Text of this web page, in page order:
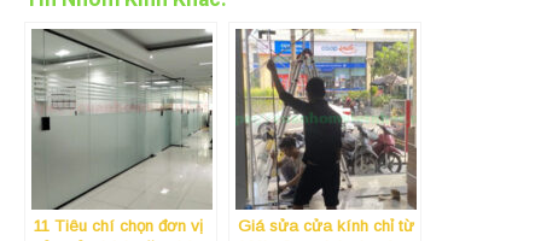
11 Tiêu chí chọn đơn vị
Giá sửa cửa kính chỉ từ